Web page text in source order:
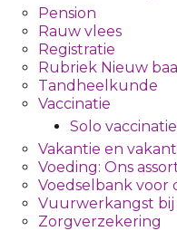
Pension
Rauw vlees
Registratie
Rubriek Nieuw
Tandheelkunde
Vaccinatie
Solo vaccinatie
Vakantie en
Voeding: Ons
Voedselbank voor
Vuurwerkangst bij
Zorgverzekering